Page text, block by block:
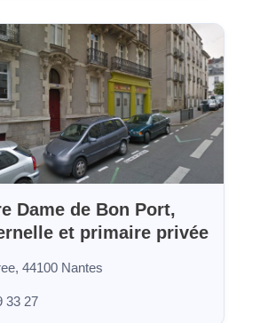
Dame de Bon Port,
et primaire privée
44100 Nantes
33 27